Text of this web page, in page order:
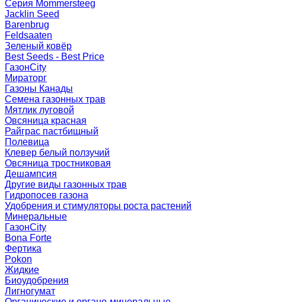
Серия Mommersteeg
Jacklin Seed
Barenbrug
Feldsaaten
Зеленый ковёр
Best Seeds - Best Price
ГазонCity
Мираторг
Газоны Канады
Семена газонных трав
Мятлик луговой
Овсяница красная
Райграс пастбищный
Полевица
Клевер белый ползучий
Овсяница тростниковая
Дешампсия
Другие виды газонных трав
Гидропосев газона
Удобрения и стимуляторы роста растений
Минеральные
ГазонCity
Bona Forte
Фертика
Pokon
Жидкие
Биоудобрения
Лигногумат